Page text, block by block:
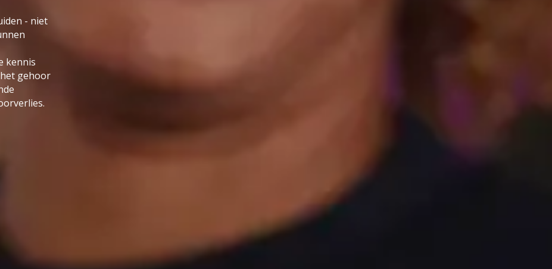
- niet
kennis
gehoor